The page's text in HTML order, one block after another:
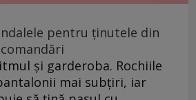
pentru ținutele din
și garderoba. Rochiile
mai subțiri, iar